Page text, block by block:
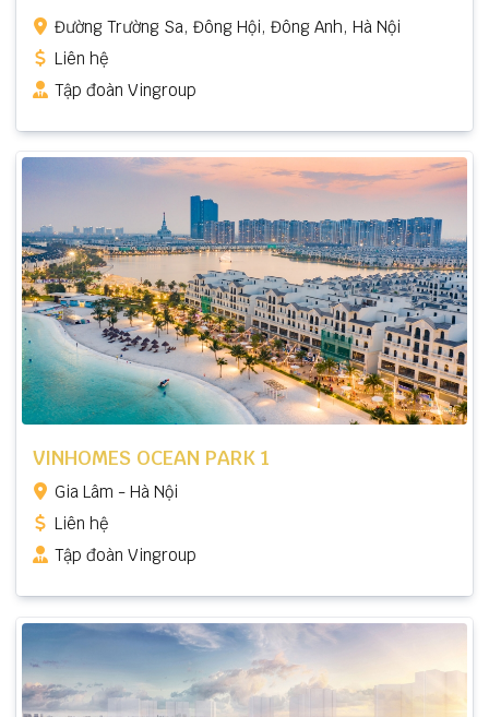
Đường Trường Sa, Đông Hội, Đông Anh, Hà Nội
Liên hệ
Tập đoàn Vingroup
VINHOMES OCEAN PARK 1
Gia Lâm - Hà Nội
Liên hệ
Tập đoàn Vingroup